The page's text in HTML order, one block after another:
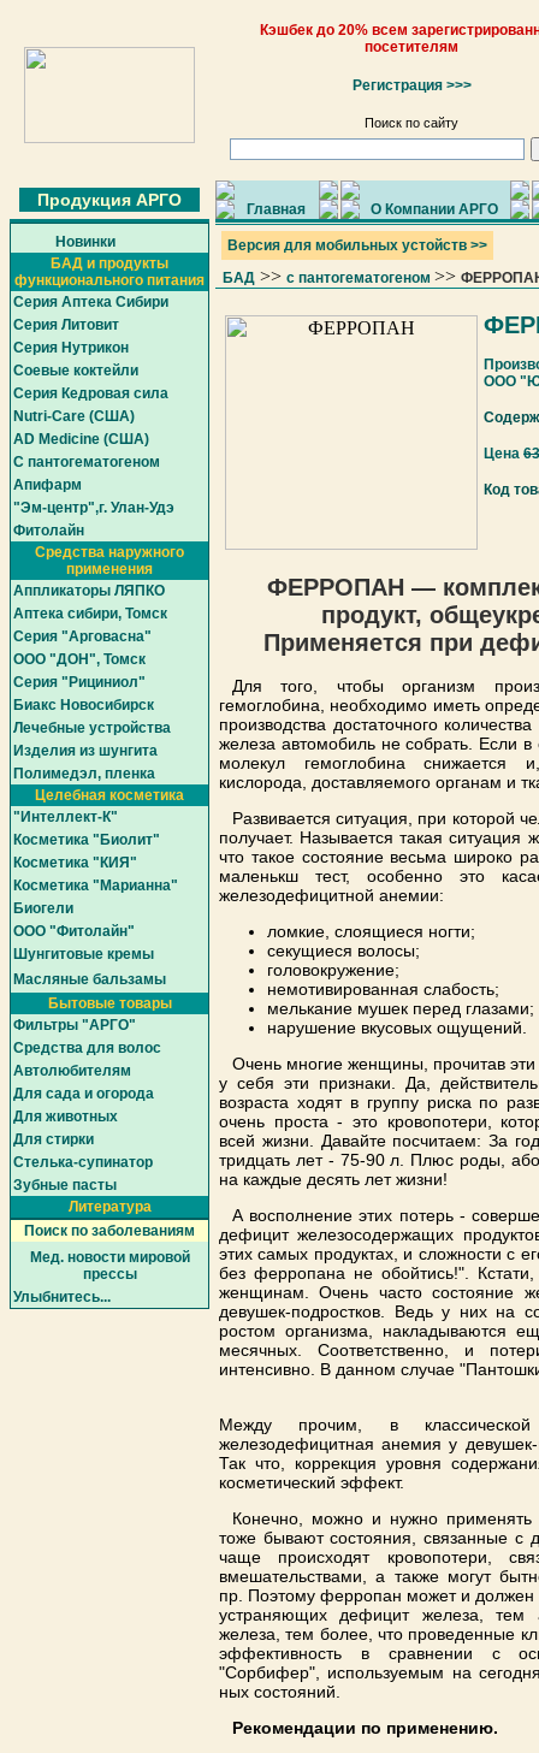
Кэшбек до 20% всем
посетителям
Регистрация >>>
Поиск по сайту
Продукция АРГО Главная
О Компании АРГО
Новинки
БАД и продукты
функционального питания
Серия Аптека Сибири
Серия Литовит
Серия Нутрикон
Соевые коктейли
Серия Кедровая сила
Nutri-Care (США)
AD Medicine (США)
С пантогематогеном
Апифарм
"Эм-центр",г. Улан-Удэ
Фитолайн
Средства наружного
применения
Аппликаторы ЛЯПКО
Аптека сибири, Томск
Серия "Арговасна"
ООО "ДОН", Томск
Серия "Рициниол"
Биакс Новосибирск
Лечебные устройства
Изделия из шунгита
Полимедэл, пленка
Целебная косметика
"Интеллект-К"
Косметика "Биолит"
Косметика "КИЯ"
Косметика "Марианна"
Биогели
ООО "Фитолайн"
Шунгитовые кремы
Масляные бальзамы
Бытовые товары
Фильтры "АРГО"
Средства для волос
Автолюбителям
Для сада и огорода
Для животных
Для стирки
Cтелька-супинатор
Зубные пасты
Литература
Поиск по заболеваниям
Мед. новости мировой
прессы
Улыбнитесь...
Версия для мобильных устойств >>
БАД >> с пантогематогеном >>
ООО
Цена
Код
ФЕРРОПАН —
продукт,
Применяется при
Для того, чтобы организм
гемоглобина, необходимо иметь
производства достаточного
железа автомобиль не собрать. Если в
молекул гемоглобина снижается
кислорода, доставляемого органам и
Развивается ситуация, при которой
получает. Называется такая
что такое состояние весьма широко
маленькш тест, особенно это
железодефицитной анемии:
ломкие, слоящиеся ногти;
секущиеся волосы;
головокружение;
немотивированная слабость;
мелькание мушек перед глазами;
нарушение вкусовых ощущений.
Очень многие женщины, прочитав эти
у себя эти признаки. Да,
возраста ходят в группу риска по
очень проста - это кровопотери,
всей жизни. Давайте посчитаем: За
тридцать лет - 75-90 л. Плюс роды,
на каждые десять лет жизни!
А восполнение этих потерь -
дефицит железосодержащих
этих самых продуктах, и сложности с
без ферропана не обойтись!".
женщинам. Очень часто состояние
девушек-подростков. Ведь у них на
ростом организма, накладываются
месячных. Соответственно, и
интенсивно. В данном случае
Между прочим, в
железодефицитная анемия у
Так что, коррекция уровня
косметический эффект.
Конечно, можно и нужно
тоже бывают состояния, связанные с
чаще происходят кровопотери,
вмешательствами, а также могут
пр. Поэтому ферропан может и должен
устраняющих дефицит железа, тем
железа, тем более, что проведенные
эффективность в сравнении с
"Сорбифер", используемым на
ных состояний.
Рекомендации по применению.